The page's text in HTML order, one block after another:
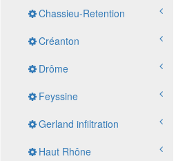
Chassieu-Retention
Créanton
Drôme
Feyssine
Gerland infiltration
Haut Rhône